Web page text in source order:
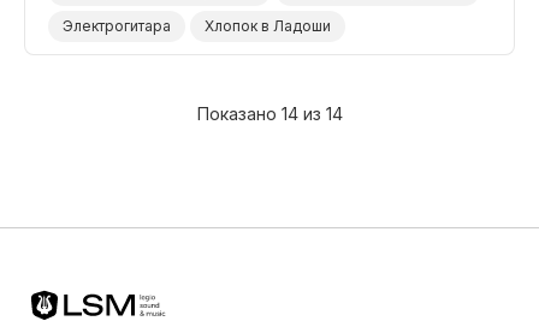
Электрогитара
Хлопок в Ладоши
Синтезатор Бас
Синтезатор
Уверенный
Показано 14 из 14